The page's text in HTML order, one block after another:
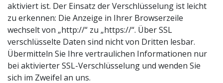
aktiviert ist. Der Einsatz der Verschlüsselung ist leicht
zu erkennen: Die Anzeige in Ihrer Browserzeile
wechselt von „http://“ zu „https://“. Über SSL
verschlüsselte Daten sind nicht von Dritten lesbar.
Übermitteln Sie Ihre vertraulichen Informationen nur
bei aktivierter SSL-Verschlüsselung und wenden Sie
sich im Zweifel an uns.